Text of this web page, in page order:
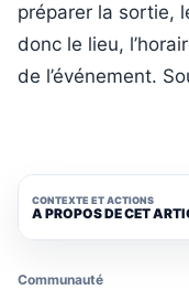
préparer la sortie,
donc le lieu,
de l’événement.
CONTEXTE ET ACTIONS
A PROPOS DE CET
Communauté